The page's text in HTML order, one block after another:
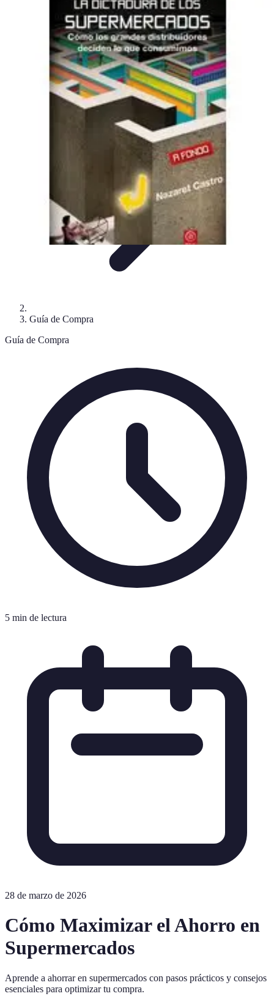
Descuentos Imperdibles
Consejos y EstrategiasConsejos de AhorroConsejos y
Estrategias de AhorroGuía de Compras
Descuentos Imperdibles
Guía de Compra
Guía de Compra
5 min de lectura
28 de marzo de 2026
Cómo Maximizar el Ahorro en
Supermercados
Aprende a ahorrar en supermercados con pasos prácticos y consejos
esenciales para optimizar tu compra.